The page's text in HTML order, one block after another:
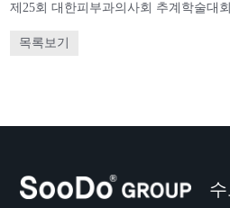
제25회 대한피부과의사회 추계학술대
목록보기